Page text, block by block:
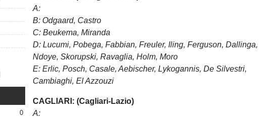
0
A:
B: Odgaard, Castro
C: Beukema, Miranda
D: Lucumi, Pobega, Fabbian, Freuler, Iling,Ferguson,Dallinga,
Ndoye,Skorupski, Ravaglia, Holm,Moro
E: Erlic, Posch, Casale, Aebischer,Lykogannis, De Silvestri,
Cambiaghi, El Azzouzi
CAGLIARI: (Cagliari-Lazio)
A: